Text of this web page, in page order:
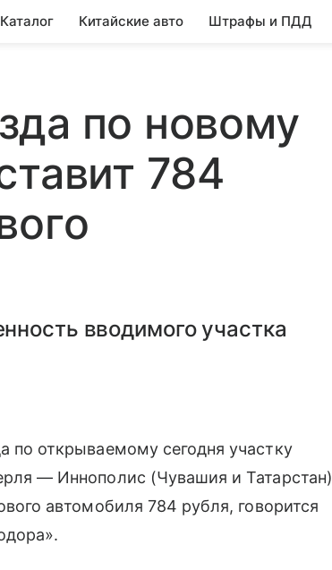
Каталог Китайские авто Штрафы и ПДД
по новому
784
вводимого участка
по открываемому сегодня участку
— Иннополис (Чувашия и Татарстан)
автомобиля 784 рубля, говорится